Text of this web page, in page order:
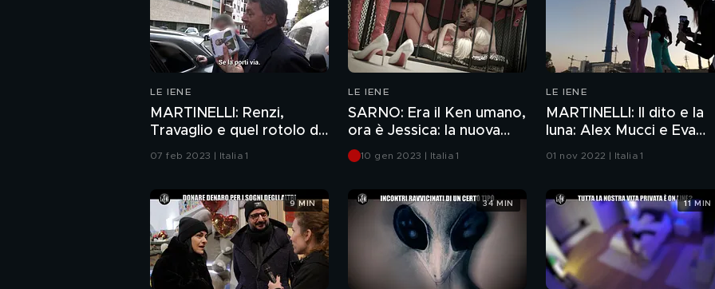
LE IENE
MARTINELLI: Renzi,
Travaglio e quel rotolo di
carta igienica
07 feb 2023 | Italia 1
LE IENE
SARNO: Era il Ken umano,
ora è Jessica: la nuova
vita dopo il cambio di
sesso
10 gen 2023 | Italia 1
LE IENE
MARTINELLI: Il dito e la
luna: Alex Mucci e Eva
Menta, dopo gli Uffizi
01 nov 2022 | Italia 1
9 MIN 34 MIN 11 MIN